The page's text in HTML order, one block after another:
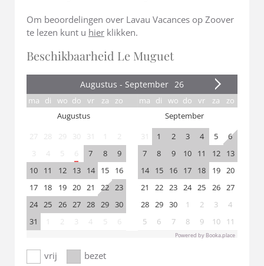
Om beoordelingen over Lavau Vacances op Zoover
te lezen kunt u hier klikken.
Beschikbaarheid Le Muguet
Powered by Booka.place
vrij bezet